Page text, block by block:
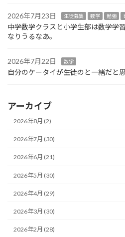
2026年7月23日 生徒募集 数学 勉強
中学数学クラスと小学生部は数学学
なりうるなあ。
2026年7月22日 数学
自分のケータイが生徒のと一緒だと
アーカイブ
2026年8月 (2)
2026年7月 (30)
2026年6月 (21)
2026年5月 (30)
2026年4月 (29)
2026年3月 (30)
2026年2月 (28)